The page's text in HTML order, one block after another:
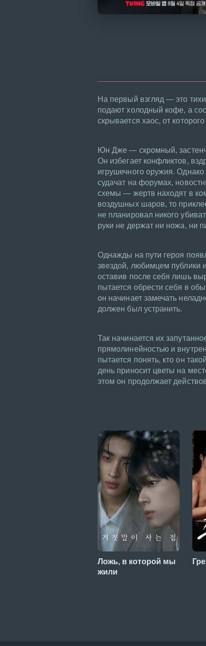
На первый взгляд — это
подают холодный кофе, а
скрывается хаос, от
Юн Дже — скромный,
Он избегает конфликтов,
игрушечного оружия.
судачат на форумах,
схемы — жертв находят в
воздушных шаров, то
не планировал никого
руки не держат ни ножа, ни
Однажды на пути героя
звездой, любимцем публики
оставив после себя лишь
пытается обрести себя в
он начинает замечать
должен был устранить.
Так начинается их
прямолинейностью и
пытается понять, кто он
день приносит цветы на
этом он продолжает
Ложь, в которой мы
жили